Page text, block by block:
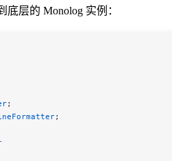
层的 Monolog 实例：
;
;